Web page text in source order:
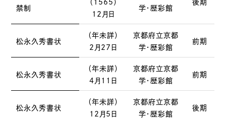
禁制
（1565）
12月日
学・歴彩館
後期
松永久秀書状
（年未詳）
2月27日
京都府立京都
学・歴彩館
前期
松永久秀書状
（年未詳）
4月11日
京都府立京都
学・歴彩館
前期
松永久秀書状
（年未詳）
12月5日
京都府立京都
学・歴彩館
後期